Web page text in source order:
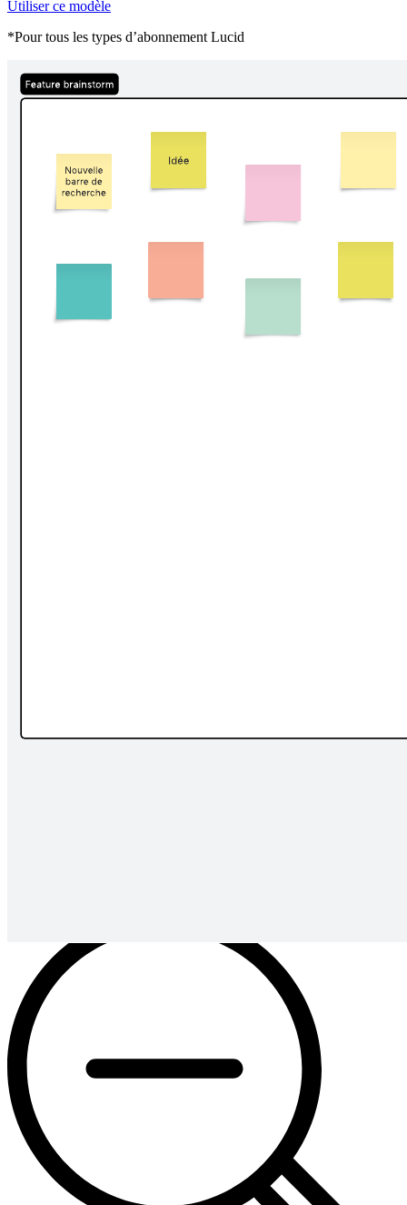
Utiliser ce modèle
*Pour tous les types d’abonnement Lucid